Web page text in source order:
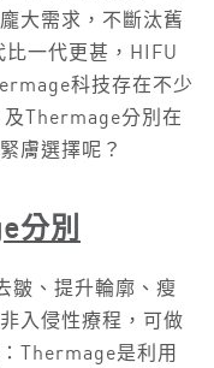
大需求，不斷汰舊
一代更甚，HIFU
科技存在不少
Thermage分別在
膚選擇呢？
分別
皺、提升輪廓、瘦
入侵性療程，可做
Thermage是利用